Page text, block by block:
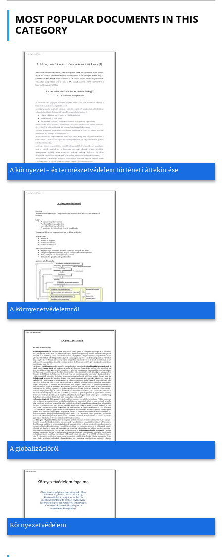
MOST POPULAR DOCUMENTS IN THIS
CATEGORY
A környezet- és természetvédelem történeti áttekintése
A környezetvédelemről
A globalizációról
Környezetvédelem